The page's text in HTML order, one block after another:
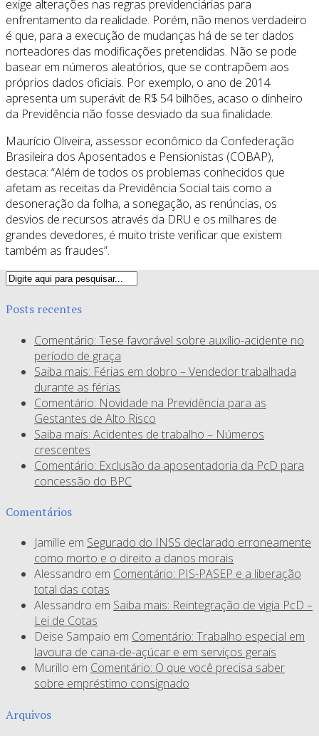
exige alterações nas regras previdenciárias para
enfrentamento da realidade. Porém, não menos verdadeiro
é que, para a execução de mudanças há de se ter dados
norteadores das modificações pretendidas. Não se pode
basear em números aleatórios, que se contrapõem aos
próprios dados oficiais. Por exemplo, o ano de 2014
apresenta um superávit de R$ 54 bilhões, acaso o dinheiro
da Previdência não fosse desviado da sua finalidade.
Maurício Oliveira, assessor econômico da Confederação
Brasileira dos Aposentados e Pensionistas (COBAP),
destaca: “Além de todos os problemas conhecidos que
afetam as receitas da Previdência Social tais como a
desoneração da folha, a sonegação, as renúncias, os
desvios de recursos através da DRU e os milhares de
grandes devedores, é muito triste verificar que existem
também as fraudes”.
Posts recentes
Comentário: Tese favorável sobre auxílio-acidente no
período de graça
Saiba mais: Férias em dobro – Vendedor trabalhada
durante as férias
Comentário: Novidade na Previdência para as
Gestantes de Alto Risco
Saiba mais: Acidentes de trabalho – Números
crescentes
Comentário: Exclusão da aposentadoria da PcD para
concessão do BPC
Comentários
Jamille em Segurado do INSS declarado erroneamente
como morto e o direito a danos morais
Alessandro em Comentário: PIS-PASEP e a liberação
total das cotas
Alessandro em Saiba mais: Reintegração de vigia PcD –
Lei de Cotas
Deise Sampaio em Comentário: Trabalho especial em
lavoura de cana-de-açúcar e em serviços gerais
Murillo em Comentário: O que você precisa saber
sobre empréstimo consignado
Arquivos